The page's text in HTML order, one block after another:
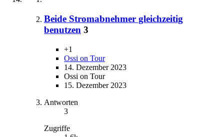
Beide Stromabnehmer gleichzeitig
benutzen 3
+1
Ossi on Tour
14. Dezember 2023
Ossi on Tour
15. Dezember 2023
Antworten
3
Zugriffe